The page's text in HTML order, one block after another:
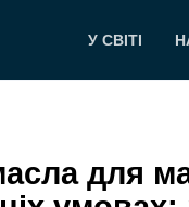
У СВІТІ
для